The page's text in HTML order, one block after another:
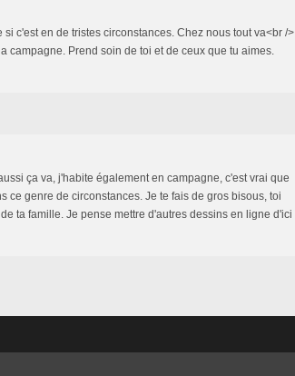
c'est en de tristes circonstances. Chez nous tout va<br />
campagne. Prend soin de toi et de ceux que tu aimes.
ça va, j'habite également en campagne, c'est vrai que
ce genre de circonstances. Je te fais de gros bisous, toi
ta famille. Je pense mettre d'autres dessins en ligne d'ici